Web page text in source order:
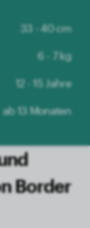
33 - 40 cm
6 - 7 kg
12 - 15 Jahre
ab 13 Monaten
Border